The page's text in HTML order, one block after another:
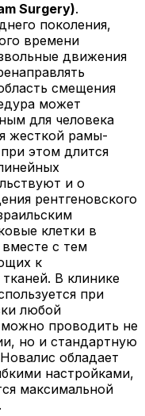
Surgery).
поколения,
времени
движения
смещения
может
для человека
жесткой рамы-
этом длится
и о
рентгеновского
клетки в
с тем
к
В клинике
при
любой
проводить не
но и стандартную
обладает
настройками,
максимальной